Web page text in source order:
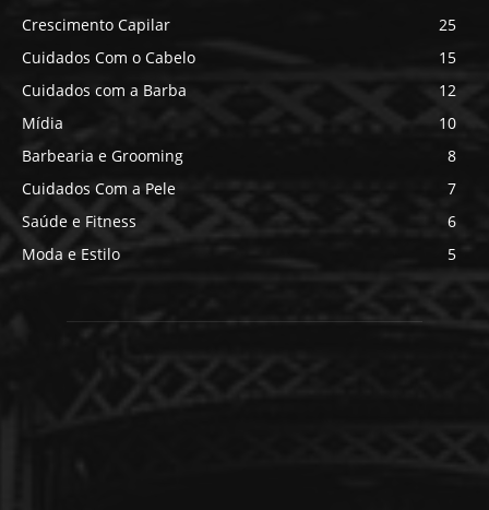
Crescimento Capilar
25
Cuidados Com o Cabelo
15
Cuidados com a Barba
12
Mídia
10
Barbearia e Grooming
8
Cuidados Com a Pele
7
Saúde e Fitness
6
Moda e Estilo
5